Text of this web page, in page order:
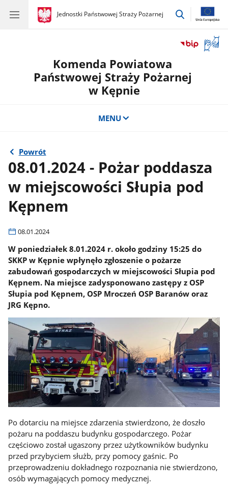
gov.pl
Jednostki Państwowej Straży Pożarnej
gov.pl
Jednostki
przejdź
okno
Komenda Powiatowa
Państwowej Straży Pożarnej
w Kępnie
MENU
Powrót
08.01.2024 - Pożar poddasza
w miejscowości Słupia pod
Kępnem
08.01.2024
W poniedziałek 8.01.2024 r. około godziny 15:25 do
SKKP w Kępnie wpłynęło zgłoszenie o pożarze
zabudowań gospodarczych w miejscowości Słupia pod
Kępnem. Na miejsce zadysponowano zastępy z OSP
Słupia pod Kępnem, OSP Mroczeń OSP Baranów oraz
JRG Kępno.
Po dotarciu na miejsce zdarzenia stwierdzono, że doszło
pożaru na poddaszu budynku gospodarczego. Pożar
częściowo został ugaszony przez użytkowników budynku
przed przybyciem służb, przy pomocy gaśnic. Po
przeprowadzeniu dokładnego rozpoznania nie stwierdzono,
osób wymagających pomocy medycznej.